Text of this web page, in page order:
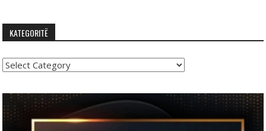
KATEGORITË
Kategoritë